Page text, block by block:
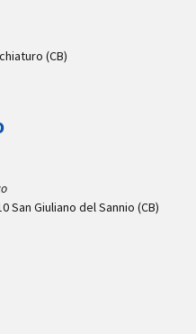
(CB)
San Giuliano del Sannio (CB)